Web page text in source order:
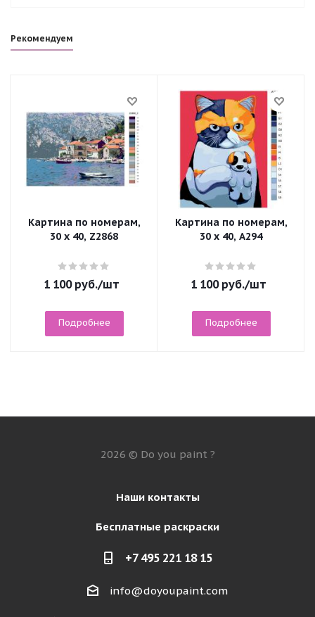
Рекомендуем
Картина по номерам,
30 x 40, Z2868
1 100руб./шт
Подробнее
Картина по номерам,
30 x 40, A294
1 100руб./шт
Подробнее
2026 © Do you paint ?
Наши контакты
Бесплатные раскраски
+7 495 221 18 15
info@doyoupaint.com